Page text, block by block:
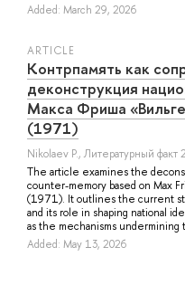
Added: March 29, 2026
ARTICLE
Контрпамять как
деконструкция
Макса Фриша
(1971)
Nikolaev P., Литературный
The article examines the
counter-memory based on Max
(1971). It outlines the current
and its role in shaping national
as the mechanisms undermining
Added: May 13, 2026